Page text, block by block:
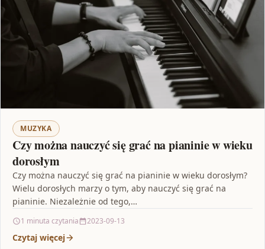
MUZYKA
Czy można nauczyć się grać na pianinie w wieku
dorosłym
Czy można nauczyć się grać na pianinie w wieku dorosłym?
Wielu dorosłych marzy o tym, aby nauczyć się grać na
pianinie. Niezależnie od tego,…
1 minuta czytania 2023-09-13
Czytaj więcej